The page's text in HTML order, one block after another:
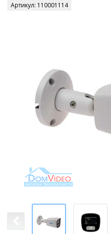
Артикул: 110001114